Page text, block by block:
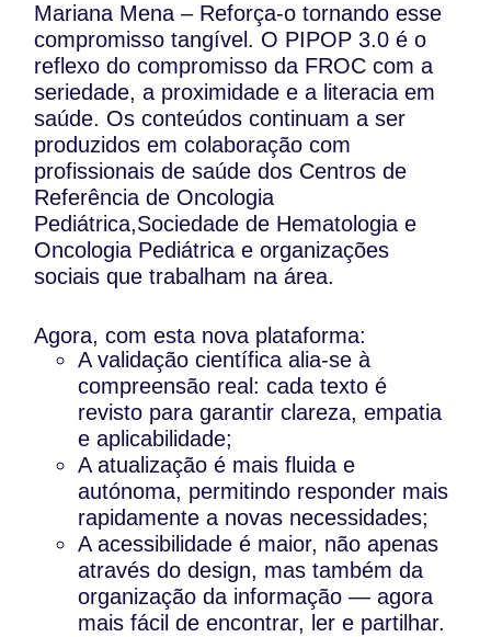
Mariana Mena – Reforça-o tornando esse
compromisso tangível. O PIPOP 3.0 é o
reflexo do compromisso da FROC com a
seriedade, a proximidade e a literacia em
saúde. Os conteúdos continuam a ser
produzidos em colaboração com
profissionais de saúde dos Centros de
Referência de Oncologia
Pediátrica,Sociedade de Hematologia e
Oncologia Pediátrica e organizações
sociais que trabalham na área.
Agora, com esta nova plataforma:
A validação científica alia-se à
compreensão real: cada texto é
revisto para garantir clareza, empatia
e aplicabilidade;
A atualização é mais fluida e
autónoma, permitindo responder mais
rapidamente a novas necessidades;
A acessibilidade é maior, não apenas
através do design, mas também da
organização da informação — agora
mais fácil de encontrar, ler e partilhar.